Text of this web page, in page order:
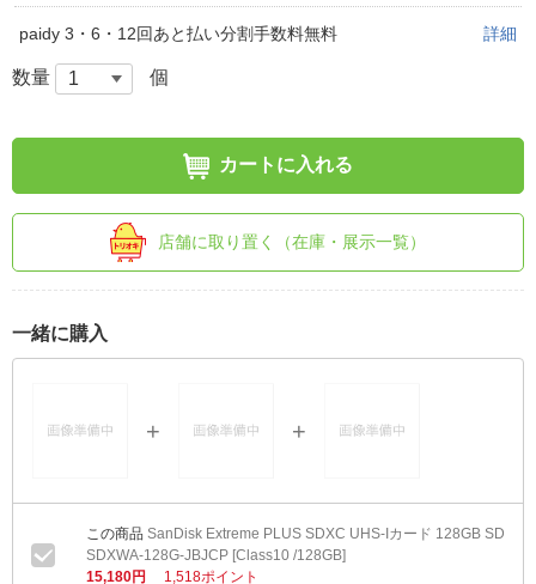
paidy 3・6・12回あと払い分割手数料無料 詳細
数量 個
カートに入れる
店舗に取り置く（在庫・展示一覧）
一緒に購入
SanDisk Extreme PLUS SDXC UHS-Iカード 128GB SD
SDXWA-128G-JBJCP [Class10 /128GB]
15,180円
1,518ポイント